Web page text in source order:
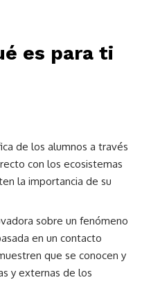
es para ti
de los alumnos a través
con los ecosistemas
la importancia de su
sobre un fenómeno
en un contacto
que se conocen y
y externas de los